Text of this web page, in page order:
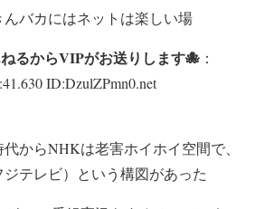
バカにはネットは楽しい場
るからVIPがお送りします🐙 ：
ID:DzulZPmn0.net
からNHKは老害ホイホイ空間で、
テレビ）という構図があった